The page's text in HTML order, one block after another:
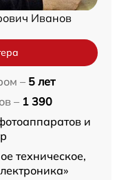
Иванов
– 5 лет
– 1 390
и
техническое,